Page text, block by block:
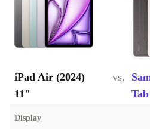
iPad Air (2024)
11"
Display
vs.